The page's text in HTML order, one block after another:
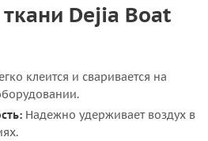
Dejia Boat
клеится и сваривается на
Надежно удерживает воздух в